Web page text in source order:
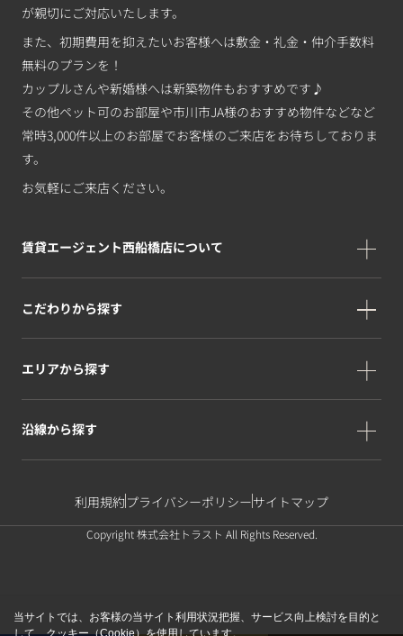
が親切にご対応いたします。
また、初期費用を抑えたいお客様へは敷金・礼金・仲介手数料
無料のプランを！
カップルさんや新婚様へは新築物件もおすすめです♪
その他ペット可のお部屋や市川市JA様のおすすめ物件などなど
常時3,000件以上のお部屋でお客様のご来店をお待ちしておりま
す。
お気軽にご来店ください。
賃貸エージェント西船橋店について
こだわりから探す
エリアから探す
沿線から探す
利用規約プライバシーポリシーサイトマップ
Copyright 株式会社トラスト All Rights Reserved.
当サイトでは、お客様の当サイト利用状況把握、サービス向上検討を目的と
して、クッキー（Cookie）を使用しています。